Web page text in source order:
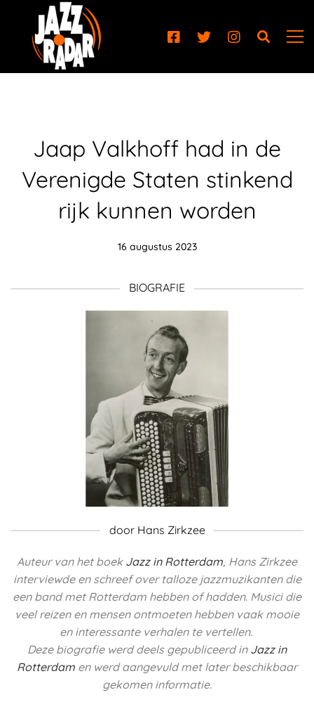
Jaap Valkhoff had in de
Verenigde Staten stinkend
rijk kunnen worden
16 augustus 2023
BIOGRAFIE
door Hans Zirkzee
Auteur van het boek Jazz in Rotterdam , Hans Zirkzee
interviewde en schreef over talloze jazzmuzikanten die
een band met Rotterdam hebben of hadden. Musici die
veel reizen en mensen ontmoeten hebben vaak mooie
en interessante verhalen te vertellen.
Deze biografie werd deelsgepubliceerd in Jazz in
Rotterdam en werd aangevuld met later beschikbaar
gekomen informatie.